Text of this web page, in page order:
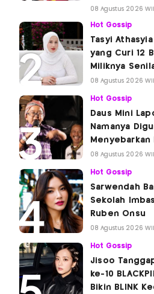
08 Agustus 2026
Hot Gossip
Tasyi
yang Curi 12
Miliknya
08 Agustus 2026
Hot Gossip
Daus Mini
Namanya
Menyebarkan
08 Agustus 2026
Hot Gossip
Sarwendah
Sekolah
Ruben Onsu
08 Agustus 2026
Hot Gossip
Jisoo
ke-10
Bikin BLINK